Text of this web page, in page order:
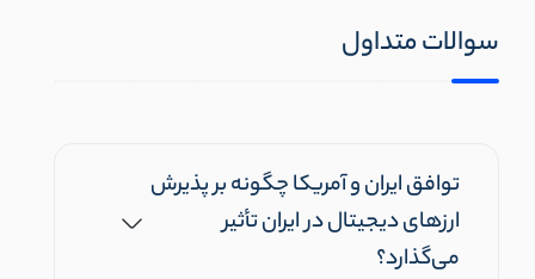
سوالات متداول
توافق ایران و آمریکا چگونه بر پذیرش
ارزهای دیجیتال در ایران تأثیر
می‌گذارد؟